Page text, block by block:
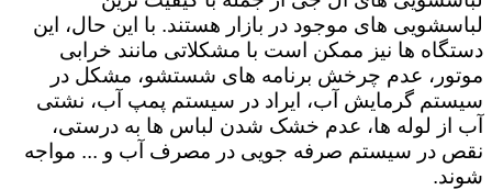
لباسشویی های موجود در بازار هستند. با این حال، این
دستگاه ها نیز ممکن است با مشکلاتی مانند خرابی
موتور، عدم چرخش برنامه های شستشو، مشکل در
سیستم گرمایش آب، ایراد در سیستم پمپ آب، نشتی
آب از لوله ها، عدم خشک شدن لباس ها به درستی،
نقص در سیستم صرفه جویی در مصرف آب و ... مواجه
شوند.